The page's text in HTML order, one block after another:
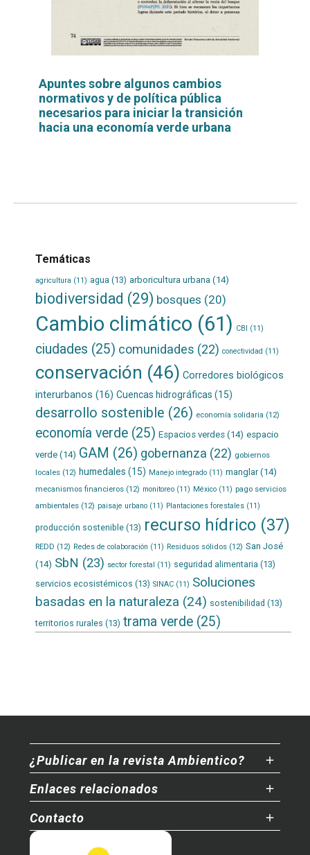
Apuntes sobre algunos cambios
normativos y de política pública
necesarios para iniciar la transición
hacia una economía verde urbana
Temáticas
agricultura (11) agua (13) arboricultura urbana(14)
biodiversidad (29) bosques (20)
Cambio climático (61) CBI (11)
ciudades (25) comunidades (22) conectividad (11)
conservación (46) Corredores biológicos
interurbanos (16) Cuencas hidrográficas (15)
desarrollo sostenible (26) economía solidaria (12)
economía verde(25) Espacios verdes(14) espacio
verde(14) GAM (26) gobernanza (22) gobiernos
locales(12) humedales (15) Manejo integrado(11) manglar(14)
mecanismos financieros(12) monitoreo(11) México(11) pago servicios
ambientales(12) paisaje urbano(11) Plantaciones forestales(11)
producción sostenible(13) recurso hídrico(37)
REDD (12) Redes de colaboración (11) Residuos sólidos(12) San José
(14) SbN (23) sector forestal (11) seguridad alimentaria (13)
servicios ecosistémicos (13) SINAC(11) Soluciones
basadas en la naturaleza (24) sostenibilidad (13)
territorios rurales (13) trama verde(25)
¿Publicar en la revista Ambientico?
Enlaces relacionados
Contacto